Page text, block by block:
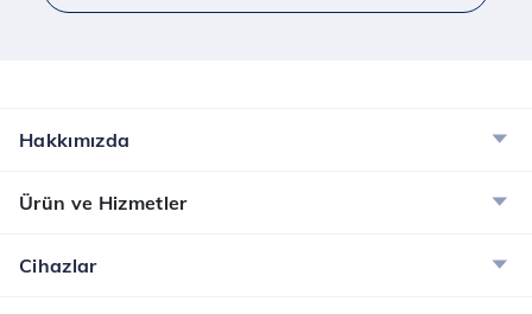
Hakkımızda
Ürün ve Hizmetler
Cihazlar